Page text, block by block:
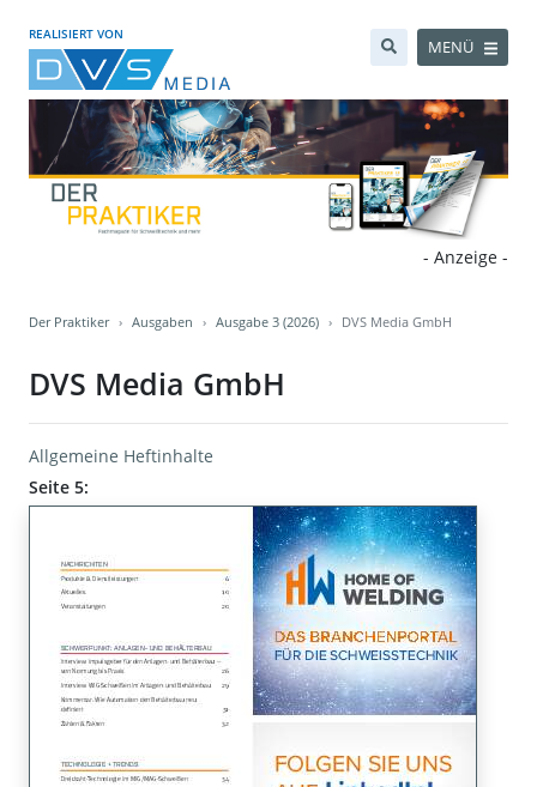
REALISIERT VON
MENÜ
- Anzeige -
Der Praktiker Ausgaben Ausgabe 3 (2026) DVS Media GmbH
DVS Media GmbH
Allgemeine Heftinhalte
Seite 5: